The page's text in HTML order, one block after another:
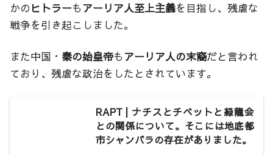
かのヒトラーもアーリア人至上主義を目指し、残虐な
戦争を引き起こしました。
また中国・ 秦の始皇帝もアーリア人の末裔だと言われ
ており、残虐な政治をしたとされています。
RAPT | ナチスとチベットと緑龍会
との関係について。そこには地底都
市シャンバラの存在がありました。